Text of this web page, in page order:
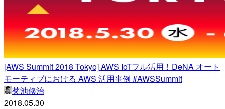
[AWS Summit 2018 Tokyo] AWS IoTフル活用！DeNA オート
モーティブにおける AWS 活用事例 #AWSSummit
菊池修治
2018.05.30